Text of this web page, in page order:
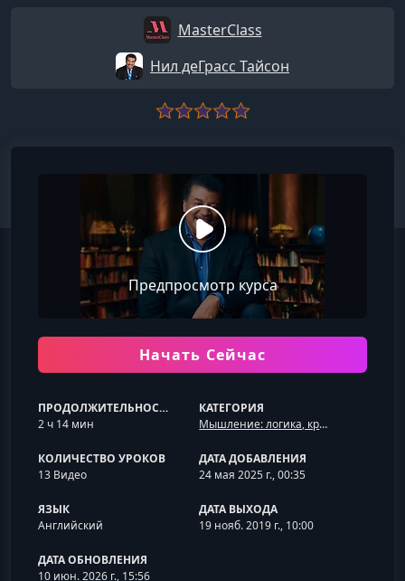
MasterClass
Нил деГрасс Тайсон
Предпросмотр курса
Начать Сейчас
ПРОДОЛЖИТЕЛЬНОСТЬ
2 ч 14 мин
КАТЕГОРИЯ
Мышление: логика, критичность и креативность
КОЛИЧЕСТВО УРОКОВ
13 Видео
ДАТА ДОБАВЛЕНИЯ
24 мая 2025 г., 00:35
ЯЗЫК
Английский
ДАТА ВЫХОДА
19 нояб. 2019 г., 10:00
ДАТА ОБНОВЛЕНИЯ
10 июн. 2026 г., 15:56